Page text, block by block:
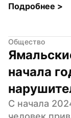
Подробнее >
Общество
начала
С начала